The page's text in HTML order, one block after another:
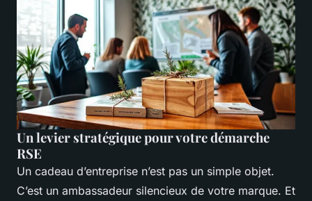
Un levier stratégique pour votre démarche
RSE
Un cadeau d’entreprise n’est pas un simple objet.
C’est un ambassadeur silencieux de votre marque. Et